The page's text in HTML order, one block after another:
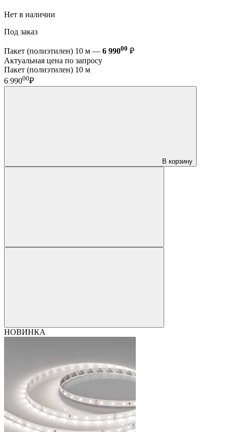
Нет в наличии
Под заказ
Пакет (полиэтилен) 10 м — 6 99000 ₽
Актуальная цена по запросу
Пакет (полиэтилен) 10 м
6 99000₽
В корзину
НОВИНКА